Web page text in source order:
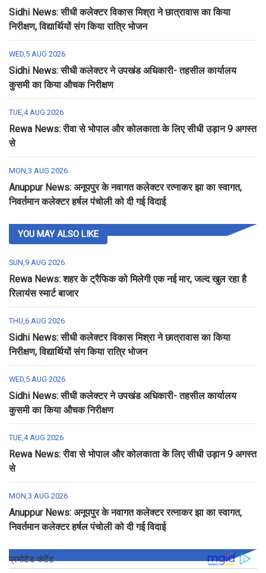
Sidhi News: सीधी कलेक्टर विकास मिश्रा ने छात्रावास का किया
निरीक्षण, विद्यार्थियों संग किया रात्रि भोजन
WED,5 AUG 2026
Sidhi News: सीधी कलेक्टर ने उपखंड अधिकारी- तहसील कार्यालय
कुसमी का किया औचक निरीक्षण
TUE,4 AUG 2026
Rewa News: रीवा से भोपाल और कोलकाता के लिए सीधी उड़ान 9 अगस्त
से
MON,3 AUG 2026
Anuppur News: अनूपपुर के नवागत कलेक्टर रत्नाकर झा का स्वागत,
निवर्तमान कलेक्टर हर्षल पंचोली को दी गई विदाई
YOU MAY ALSO LIKE
SUN,9 AUG 2026
Rewa News: शहर के ट्रैफिक को मिलेगी एक नई मार, जल्द खुल रहा है
रिलायंस स्मार्ट बाजार
THU,6 AUG 2026
Sidhi News: सीधी कलेक्टर विकास मिश्रा ने छात्रावास का किया
निरीक्षण, विद्यार्थियों संग किया रात्रि भोजन
WED,5 AUG 2026
Sidhi News: सीधी कलेक्टर ने उपखंड अधिकारी- तहसील कार्यालय
कुसमी का किया औचक निरीक्षण
TUE,4 AUG 2026
Rewa News: रीवा से भोपाल और कोलकाता के लिए सीधी उड़ान 9 अगस्त
से
MON,3 AUG 2026
Anuppur News: अनूपपुर के नवागत कलेक्टर रत्नाकर झा का स्वागत,
निवर्तमान कलेक्टर हर्षल पंचोली को दी गई विदाई